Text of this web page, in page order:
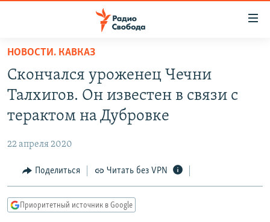
упрощенного
доступа
Вернуться
основному
Вернутся
Вернутся
АВТОРСКИЕ ПРОЕКТЫ
МНЕНИЯ
КУЛЬТУРА
КАВКАЗ.РЕАЛИИ
НОВОСТИ. КАВКАЗ
Скончался уроженец Чечни
Талхигов. Он известен в связи с
терактом на Дубровке
22 апреля 2020
Поделиться Читать без VPN
Приоритетный источник в Google